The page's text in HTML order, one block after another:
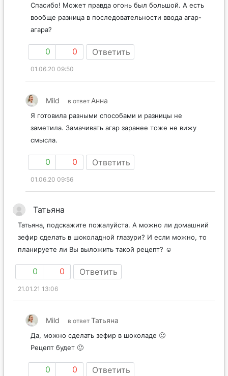
Спасибо! Может правда огонь был большой. А есть
вообще разница в последовательности ввода агар-
агара?
0 0 Ответить
01.06.20 09:50
Mild в ответ Анна
Я готовила разными способами и разницы не
заметила. Замачивать агар заранее тоже не вижу
смысла.
0 0 Ответить
01.06.20 09:56
Татьяна
Татьяна, подскажите пожалуйста. А можно ли домашний
зефир сделать в шоколадной глазури? И если можно, то
планируете ли Вы выложить такой рецепт? ☺
0 0 Ответить
21.01.21 13:06
Mild в ответ Татьяна
Да, можно сделать зефир в шоколаде 🙂
Рецепт будет 🙂
0 0 Ответить